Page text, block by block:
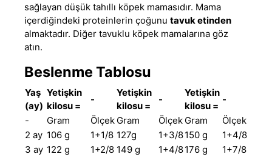
sağlayan düşük tahıllı köpek mamasıdır. Mama
içerdiğindeki proteinlerin çoğunu tavuk etinden
almaktadır. Diğer tavuklu köpek mamalarına göz
atın.
Beslenme Tablosu
Yaş
(ay)
Yetişkin
kilosu =
-
Yetişkin
kilosu =
-
Yetişkin
kilosu =
-
-
Gram Ölçek Gram Ölçek Gram
Ölçek
2 ay 106 g 1+1/8 127g 1+3/8150 g
1+4/8
3 ay 122 g 1+2/8 149 g 1+4/8176 g
1+7/8